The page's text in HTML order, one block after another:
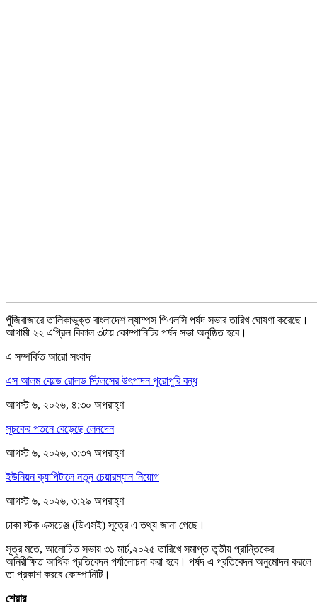
পুঁজিবাজারে তালিকাভুক্ত বাংলাদেশ ল্যাম্পস পিএলসি পর্ষদ সভার তারিখ ঘোষণা করেছে।
আগামী ২২ এপ্রিল বিকাল ৩টায় কোম্পানিটির পর্ষদ সভা অনুষ্ঠিত হবে।
এ সম্পর্কিত আরো সংবাদ
এস আলম কোল্ড রোলড স্টিলসের উৎপাদন পুরোপুরি বন্ধ
আগস্ট ৬, ২০২৬, ৪:৩০ অপরাহ্ণ
সূচকের পতনে বেড়েছে লেনদেন
আগস্ট ৬, ২০২৬, ৩:৩৭ অপরাহ্ণ
ইউনিয়ন ক্যাপিটালে নতুন চেয়ারম্যান নিয়োগ
আগস্ট ৬, ২০২৬, ৩:২৯ অপরাহ্ণ
ঢাকা স্টক এক্সচেঞ্জ (ডিএসই) সূত্রে এ তথ্য জানা গেছে।
সূত্র মতে, আলোচিত সভায় ৩১ মার্চ,২০২৫ তারিখে সমাপ্ত তৃতীয় প্রান্তিকের
অনিরীক্ষিত আর্থিক প্রতিবেদন পর্যালোচনা করা হবে। পর্ষদ এ প্রতিবেদন অনুমোদন করলে
তা প্রকাশ করবে কোম্পানিটি।
শেয়ার